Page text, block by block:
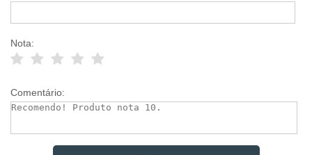
Nota:
Comentário: